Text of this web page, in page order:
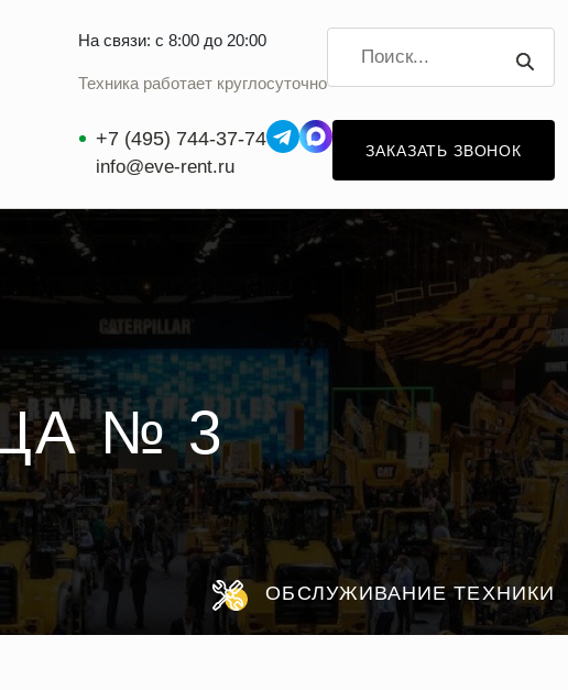
На связи: с 8:00 до 20:00
Техника работает круглосуточно
+7 (495) 744-37-74
info@eve-rent.ru
ЗАКАЗАТЬ ЗВОНОК
№ 3
ОБСЛУЖИВАНИЕ ТЕХНИКИ